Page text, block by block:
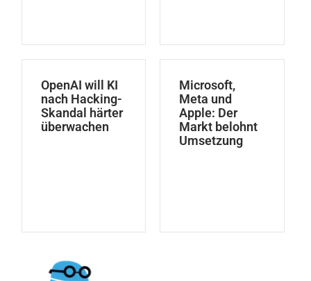
OpenAI will KI
nach Hacking-
Skandal härter
überwachen
Microsoft,
Meta und
Apple: Der
Markt belohnt
Umsetzung